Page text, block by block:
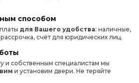
способом
для Вашего удобства: наличные,
счёт для юридических лиц.
и собственным специалистам мы
и установим двери. Не теряйте